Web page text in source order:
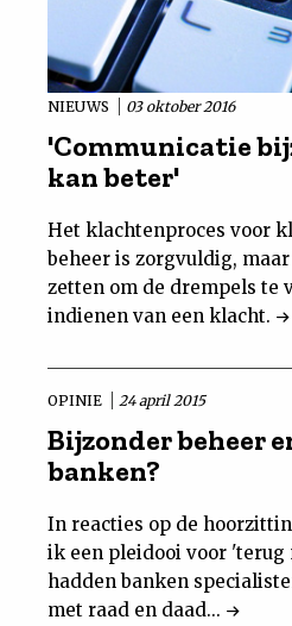
NIEUWS 03 oktober 2016
'Communicatie
kan beter'
Het klachtenproces voor
beheer is zorgvuldig,
zetten om de drempels te
indienen van een klacht.
OPINIE 24 april 2015
Bijzonder beheer
banken?
In reacties op de
ik een pleidooi voor 'terug
hadden banken
met raad en daad...